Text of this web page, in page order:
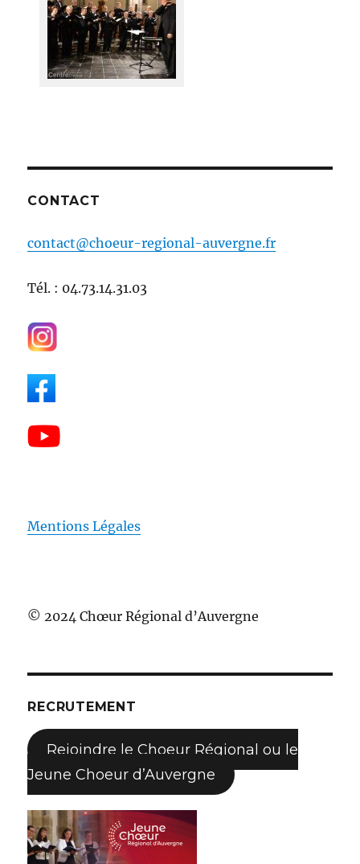
CONTACT
contact@choeur-regional-auvergne.fr
Tél. : 04.73.14.31.03
Mentions Légales
© 2024 Chœur Régional d’Auvergne
RECRUTEMENT
Rejoindre le Choeur Régional ou le
Jeune Choeur d’Auvergne